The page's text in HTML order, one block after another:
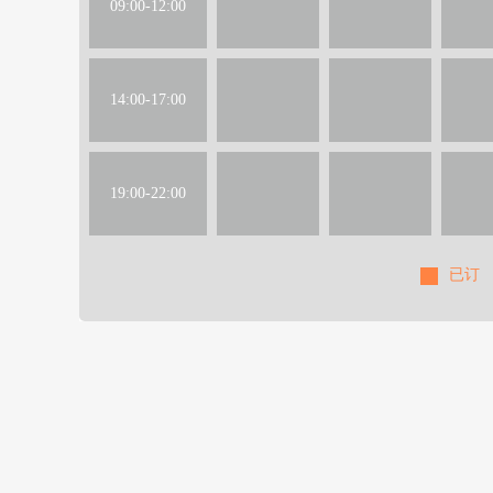
09:00-12:00
14:00-17:00
19:00-22:00
已订